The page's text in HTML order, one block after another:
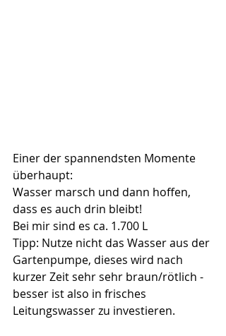
Einer der spannendsten Momente
überhaupt:
Wasser marsch und dann hoffen,
dass es auch drin bleibt!
Bei mir sind es ca. 1.700 L
Tipp: Nutze nicht das Wasser aus der
Gartenpumpe, dieses wird nach
kurzer Zeit sehr sehr braun/rötlich -
besser ist also in frisches
Leitungswasser zu investieren.